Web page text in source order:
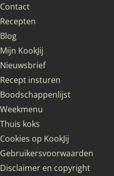
Contact
Recepten
Blog
Mijn KookJij
Nieuwsbrief
Recept insturen
Boodschappenlijst
Weekmenu
Thuis koks
Cookies op KookJij
Gebruikersvoorwaarden
Disclaimer en copyright